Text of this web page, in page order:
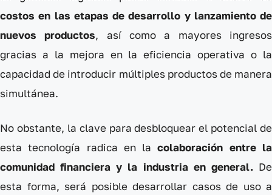
costos en las etapas de desarrollo y lanzamiento de
nuevos productos, así como a mayores ingresos
gracias a la mejora en la eficiencia operativa o la
capacidad de introducir múltiples productos de manera
simultánea.
No obstante, la clave para desbloquear el potencial de
esta tecnología radica en lacolaboración entre la
comunidad financiera y la industria en general.De
esta forma, será posible desarrollar casos de uso a